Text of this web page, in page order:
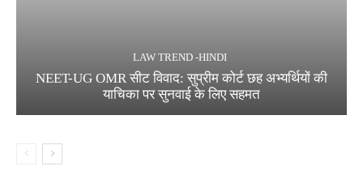
LAW TREND -HINDI
NEET-UG OMR सीट विवाद: सुप्रीम कोर्ट छह अभ्यर्थियों की
याचिका पर सुनवाई के लिए सहमत